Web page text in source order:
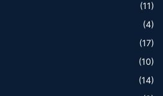
(11)
(4)
(17)
(10)
(14)